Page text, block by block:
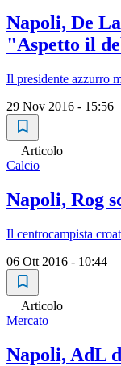
Napoli, De
"Aspetto il
Il presidente azzurro
29 Nov 2016 - 15:56
Articolo
Calcio
Napoli, Rog
Il centrocampista
06 Ott 2016 - 10:44
Articolo
Mercato
Napoli, AdL